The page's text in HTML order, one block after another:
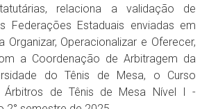
relaciona a validação de
Federações Estaduais enviadas em
Organizar, Operacionalizar e Oferecer,
a Coordenação de Arbitragem da
do Tênis de Mesa, o Curso
Árbitros de Tênis de Mesa Nível I -